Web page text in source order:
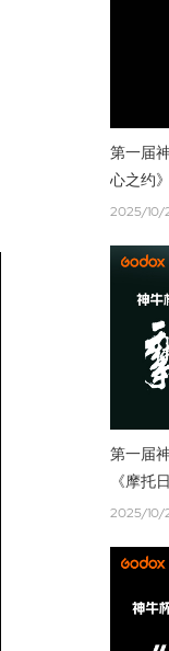
第一届
心之约》
2025/10/
第一届
《摩托
2025/10/